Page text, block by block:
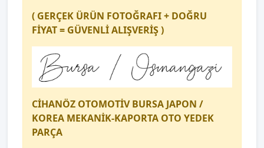
( GERÇEK ÜRÜN FOTOĞRAFI + DOĞRU
FİYAT = GÜVENLİ ALIŞVERİŞ )
CİHANÖZ OTOMOTİV BURSA JAPON /
KOREA MEKANİK-KAPORTA OTO YEDEK
PARÇA